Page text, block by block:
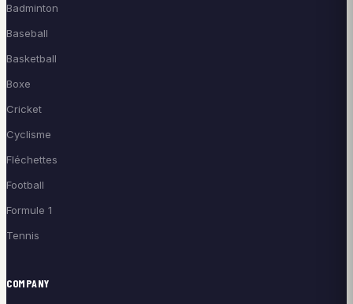
Badminton
Baseball
Basketball
Boxe
Cricket
Cyclisme
Fléchettes
Football
Formule 1
Tennis
COMPANY